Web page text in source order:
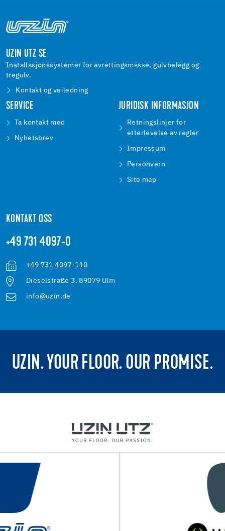
UZIN UTZ SE
Installasjonssystemer for avrettingsmasse, gulvbelegg og
tregulv.
Kontakt og veiledning
SERVICE
Ta kontakt med
Nyhetsbrev
JURIDISK INFORMASJON
Retningslinjer for
etterlevelse av regler
Impressum
Personvern
Site map
KONTAKT OSS
+49 731 4097-0
+49 731 4097-110
Dieselstraße 3. 89079 Ulm
info@uzin.de
UZIN. YOUR FLOOR. OUR PROMISE.